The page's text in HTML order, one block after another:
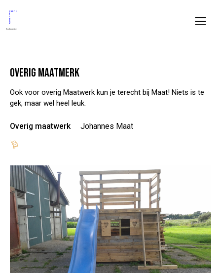
OVERIG MAATMERK
Ook voor overig Maatwerk kun je terecht bij Maat! Niets is te
gek, maar wel heel leuk.
Overig maatwerk Johannes Maat